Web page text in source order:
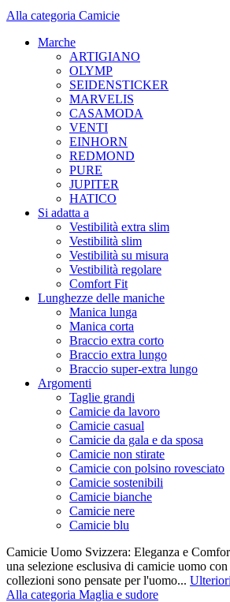
Alla categoria Camicie
Marche
ARTIGIANO
OLYMP
SEIDENSTICKER
MARVELIS
CASAMODA
VENTI
EINHORN
REDMOND
PURE
JUPITER
HATICO
Si adatta a
Vestibilità extra slim
Vestibilità slim
Vestibilità su misura
Vestibilità regolare
Comfort Fit
Lunghezze delle maniche
Manica lunga
Manica corta
Braccio extra corto
Braccio extra lungo
Braccio super-extra lungo
Argomenti
Taglie grandi
Camicie da lavoro
Camicie casual
Camicie da gala e da sposa
Camicie non stirate
Camicie con polsino rovesciato
Camicie sostenibili
Camicie bianche
Camicie nere
Camicie blu
Camicie Uomo Svizzera: Eleganza e
una selezione esclusiva di camicie uomo
collezioni sono pensate per l'uomo...
Alla categoria Maglia e sudore